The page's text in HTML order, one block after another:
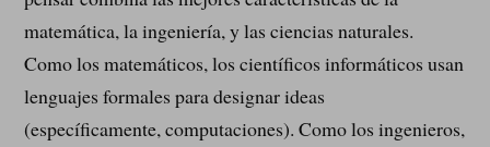
matemática, la ingeniería, y las ciencias naturales.
Como los matemáticos, los científicos informáticos usan
lenguajes formales para designar ideas
(específicamente, computaciones). Como los ingenieros,